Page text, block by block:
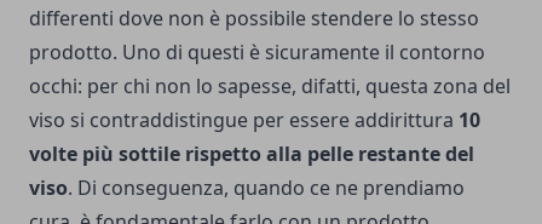
differenti dove non è possibile stendere lo stesso
prodotto. Uno di questi è sicuramente il contorno
occhi: per chi non lo sapesse, difatti, questa zona del
viso si contraddistingue per essere addirittura 10
volte più sottile rispetto alla pelle restante del
viso. Di conseguenza, quando ce ne prendiamo